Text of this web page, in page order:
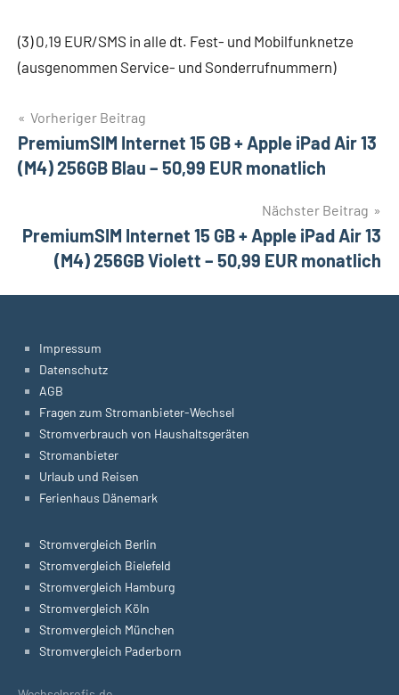
(3) 0,19 EUR/SMS in alle dt. Fest- und Mobilfunknetze
(ausgenommen Service- und Sonderrufnummern)
Beitragsnavigation
Vorheriger Beitrag
PremiumSIM Internet 15 GB + Apple iPad Air 13
(M4) 256GB Blau – 50,99 EUR monatlich
Nächster Beitrag
PremiumSIM Internet 15 GB + Apple iPad Air 13
(M4) 256GB Violett – 50,99 EUR monatlich
Impressum
Datenschutz
AGB
Fragen zum Stromanbieter-Wechsel
Stromverbrauch von Haushaltsgeräten
Stromanbieter
Urlaub und Reisen
Ferienhaus Dänemark
Stromvergleich Berlin
Stromvergleich Bielefeld
Stromvergleich Hamburg
Stromvergleich Köln
Stromvergleich München
Stromvergleich Paderborn